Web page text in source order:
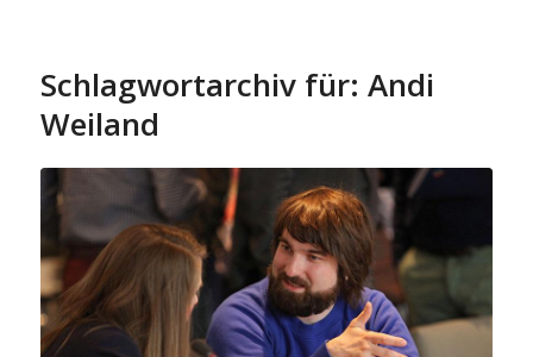
Schlagwortarchiv für: Andi
Weiland